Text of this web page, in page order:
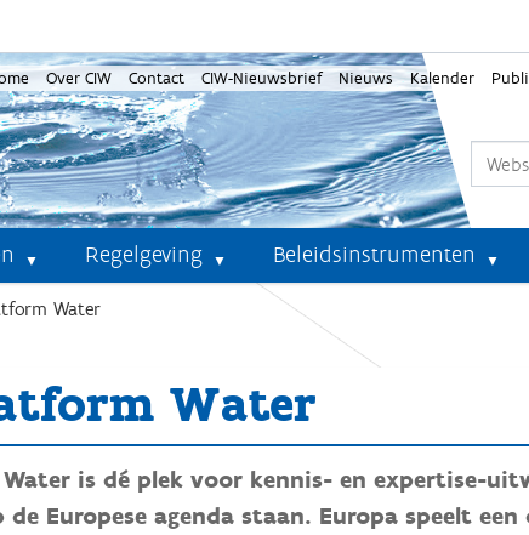
Over CIW Contact CIW-Nieuwsbrief Nieuws Kalender
Regelgeving Beleidsinstrumenten
Water
Water
is dé plek voor kennis- en expertise-
Europese agenda staan. Europa speelt